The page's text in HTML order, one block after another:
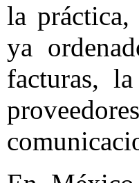
la práctica,
ya
facturas,